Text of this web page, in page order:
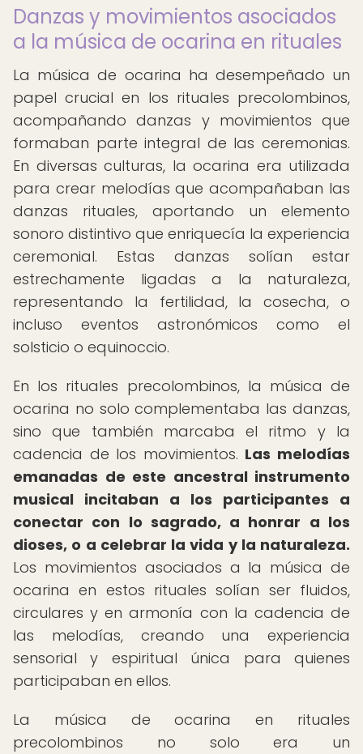
Danzas y movimientos asociados
a la música de ocarina en rituales
La música de ocarina ha desempeñado un
papel crucial en los rituales precolombinos,
acompañando danzas y movimientos que
formaban parte integral de las ceremonias.
En diversas culturas, la ocarina era utilizada
para crear melodías que acompañaban las
danzas rituales, aportando un elemento
sonoro distintivo que enriquecía la experiencia
ceremonial. Estas danzas solían estar
estrechamente ligadas a la naturaleza,
representando la fertilidad, la cosecha, o
incluso eventos astronómicos como el
solsticio o equinoccio.
En los rituales precolombinos, la música de
ocarina no solo complementaba las danzas,
sino que también marcaba el ritmo y la
cadencia de los movimientos. Las melodías
emanadas de este ancestral instrumento
musical incitaban a los participantes a
conectar con lo sagrado, a honrar a los
dioses, o a celebrar la vida y la naturaleza.
Los movimientos asociados a la música de
ocarina en estos rituales solían ser fluidos,
circulares y en armonía con la cadencia de
las melodías, creando una experiencia
sensorial y espiritual única para quienes
participaban en ellos.
La música de ocarina en rituales
precolombinos no solo era un